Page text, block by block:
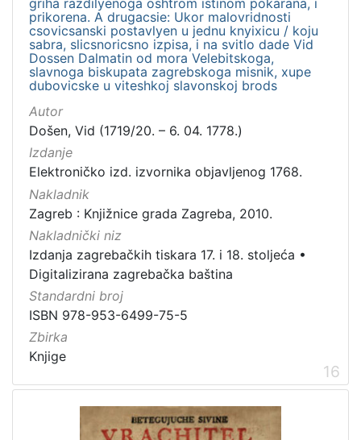
griha razdilyenoga oshtrom istinom pokarana, i
prikorena. A drugacsie: Ukor malovridnosti
csovicsanski postavlyen u jednu knyixicu / koju
sabra, slicsnoricsno izpisa, i na svitlo dade Vid
Dossen Dalmatin od mora Velebitskoga,
slavnoga biskupata zagrebskoga misnik, xupe
dubovicske u viteshkoj slavonskoj brods
Autor
Došen, Vid (1719/20. – 6. 04. 1778.)
Izdanje
Elektroničko izd. izvornika objavljenog 1768.
Nakladnik
Zagreb : Knjižnice grada Zagreba, 2010.
Nakladnički niz
Izdanja zagrebačkih tiskara 17. i 18. stoljeća •
Digitalizirana zagrebačka baština
Standardni broj
ISBN 978-953-6499-75-5
Zbirka
Knjige
16